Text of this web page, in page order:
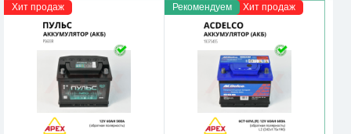
Хит продаж Рекомендуем Хит продаж